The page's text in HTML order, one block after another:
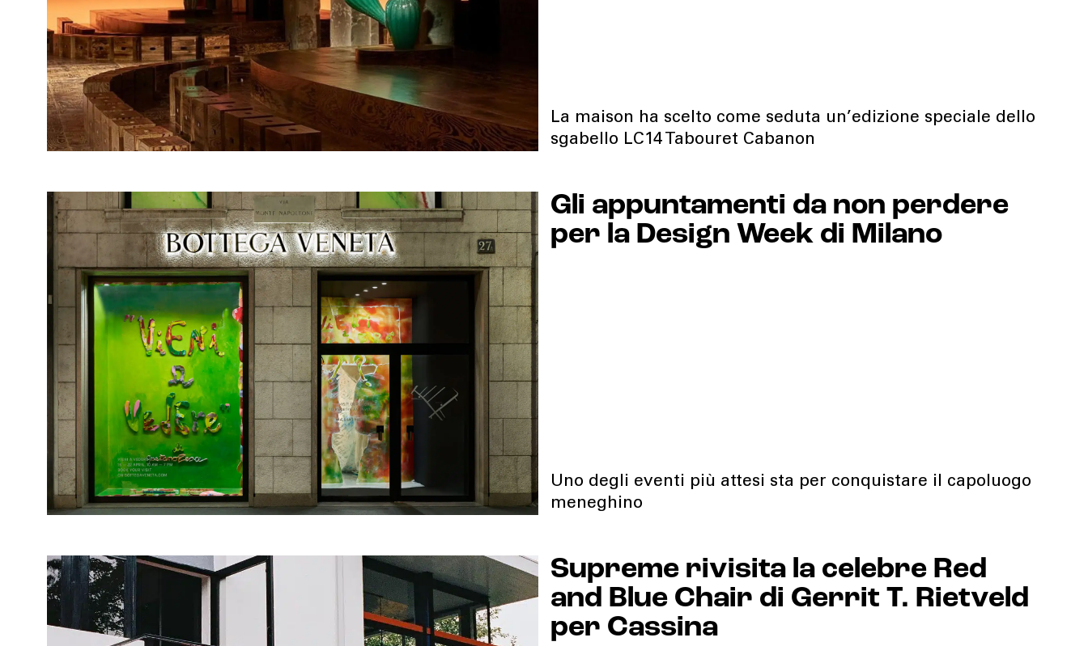
La maison ha scelto come seduta un’edizione speciale dello
sgabello LC14 Tabouret Cabanon
Gli appuntamenti da non perdere
per la Design Week di Milano
Uno degli eventi più attesi sta per conquistare il capoluogo
meneghino
Supreme rivisita la celebre Red
and Blue Chair di Gerrit T. Rietveld
per Cassina